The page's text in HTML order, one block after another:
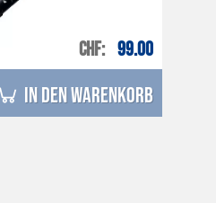
CHF 99.00
in den Warenkorb